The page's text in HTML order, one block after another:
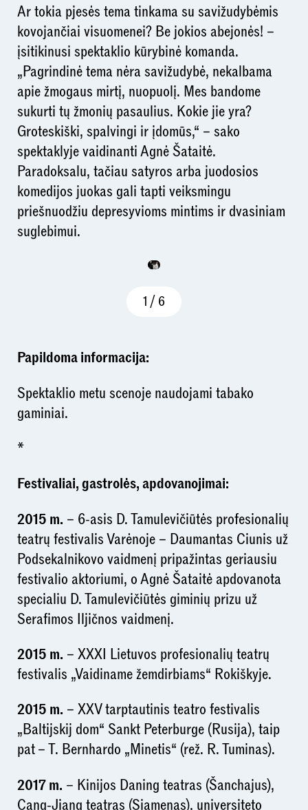
Ar tokia pjesės tema tinkama su savižudybėmis
kovojančiai visuomenei? Be jokios abejonės! –
įsitikinusi spektaklio kūrybinė komanda.
„Pagrindinė tema nėra savižudybė, nekalbama
apie žmogaus mirtį, nuopuolį. Mes bandome
sukurti tų žmonių pasaulius. Kokie jie yra?
Groteskiški, spalvingi ir įdomūs,“ – sako
spektaklyje vaidinanti Agnė Šataitė.
Paradoksalu, tačiau satyros arba juodosios
komedijos juokas gali tapti veiksmingu
priešnuodžiu depresyvioms mintims ir dvasiniam
suglebimui.
1 /6
Papildoma informacija:
Spektaklio metu scenoje naudojami tabako
gaminiai.
*
Festivaliai, gastrolės, apdovanojimai:
2015 m. – 6-asis D. Tamulevičiūtės profesionalių
teatrų festivalis Varėnoje – Daumantas Ciunis už
Podsekalnikovo vaidmenį pripažintas geriausiu
festivalio aktoriumi, o Agnė Šataitė apdovanota
specialiu D. Tamulevičiūtės giminių prizu už
Serafimos Iljičnos vaidmenį.
2015 m. – XXXI Lietuvos profesionalių teatrų
festivalis „Vaidiname žemdirbiams“ Rokiškyje.
2015 m. – XXV tarptautinis teatro festivalis
„Baltijskij dom“ Sankt Peterburge (Rusija), taip
pat– T. Bernhardo „Minetis“ (rež. R. Tuminas).
2017 m. – Kinijos Daning teatras (Šanchajus),
Cang-Jiang teatras (Siamenas), universiteto